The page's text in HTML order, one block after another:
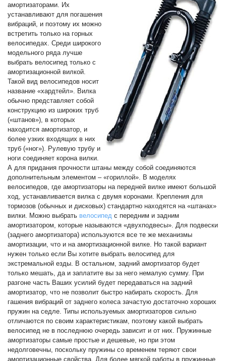
амортизаторами. Их
устанавливают для погашения
вибраций, и поэтому их можно
встретить только на горных
велосипедах. Среди широкого
модельного ряда лучше
выбрать велосипед только с
амортизационной вилкой.
Такой вид велосипедов носит
название «хардтейл». Вилка
обычно представляет собой
конструкцию из широких труб
(«штанов»), в которых
находится амортизатор, и
более узких входящих в них
труб («ног»). Рулевую трубу и
ноги соединяет корона вилки.
А для придания прочности штаны между собой соединяются
дополнительным элементом – «гориллой». В моделях
велосипедов, где амортизаторы на передней вилке имеют большой
ход, устанавливается вилка с двумя коронами. Крепления для
тормозов (обычных и дисковых) стандартно находятся на «штанах»
вилки. Можно выбрать велосипед с передним и задним
амортизатором, которые называются «двухподвесы». Для подвески
(заднего амортизатора) используются все те же механизмы
амортизации, что и на амортизационной вилке. Но такой вариант
нужен только если Вы хотите выбрать велосипед для
экстремальной езды. В остальном, задний амортизатор будет
только мешать, да и заплатите вы за него немалую сумму. При
разгоне часть Ваших усилий будет передаваться на задний
амортизатор, что не позволит быстро набирать скорость. Для
гашения вибраций от заднего колеса зачастую достаточно хороших
пружин на седле. Типы используемых амортизаторов сильно
отличаются по своим характеристикам, поэтому какой выбрать
велосипед не в последнюю очередь зависит и от них. Пружинные
амортизаторы самые простые и дешевые, но при этом
недолговечны, поскольку пружины со временем теряют свои
амортизационные свойства. Для более мягкой работы в пружинные